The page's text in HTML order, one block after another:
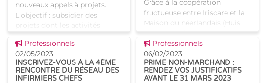
nouveaux appels à projets.
L'objectif : subsidier des
projets dont les activités
de la santé ou de l’aide aux
personnes, spécifiquem
Grâce à la coopération
fructueuse entre Iriscare et la
Maison du néerlandais (Huis
van het Nederlands) à
Bruxelles, une première édition
réussie de cours de néerlandais
a eu lieu en septembre
Voir cette news
Professionnels
02/05/2023
INSCRIVEZ-VOUS À LA 4ÈME
RENCONTRE DU RÉSEAU DES
INFIRMIERS CHEFS
Voir cette news
Professionnels
06/02/2023
PRIME NON-MARCHAND :
RENDEZ VOS JUSTIFICATIFS
AVANT LE 31 MARS 2023